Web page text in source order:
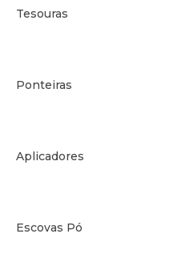
Tesouras
Ponteiras
Aplicadores
Escovas Pó